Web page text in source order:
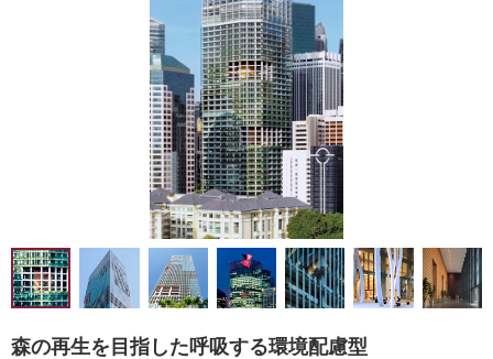
森の再生を目指した呼吸する環境配慮型